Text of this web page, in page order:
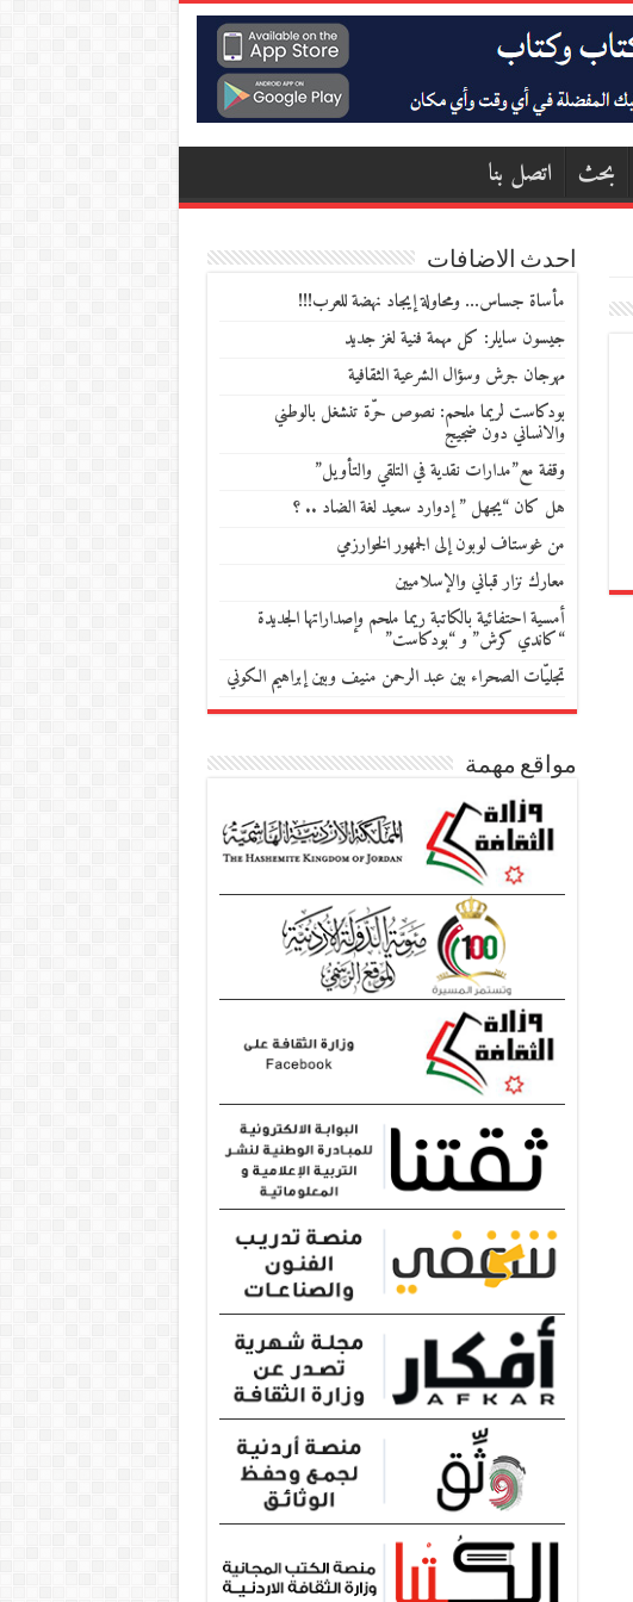
بحث اتصل بنا
احدث الاضافات
مأساة جساس… ومحاولة إيجاد نهضة للعرب!!!
جيسون سايلر: كل مهمة فنية لغز جديد
مهرجان جرش وسؤال الشرعية الثقافية
بودكاست لريما ملحم: نصوص حرّة تنشغل بالوطني
والانساني دون ضجيج
وقفة مع”مدارات نقدية في التلقي والتأويل”
هل كان “يجهل ” إدوارد سعيد لغة الضاد .. ؟
من غوستاف لوبون إلى الجمهور الخوارزمي
معارك نزار قباني والإسلاميين
أمسية احتفائية بالكاتبة ريما ملحم وإصداراتها الجديدة
“كاندي كرش” و “بودكاست”
تجليّات الصحراء بين عبد الرحمن منيف وبين إبراهيم الكوني
مواقع مهمة